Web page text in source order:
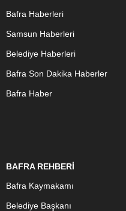
Bafra Haberleri
Samsun Haberleri
Belediye Haberleri
Bafra Son Dakika Haberler
Bafra Haber
BAFRA REHBERİ
Bafra Kaymakamı
Belediye Başkanı